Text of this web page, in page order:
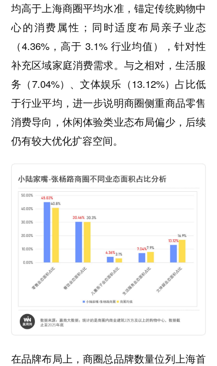
均高于上海商圈平均水准，锚定传统购物中
心的消费属性；同时适度布局亲子业态
（4.36%，高于 3.1% 行业均值），针对性
补充区域家庭消费需求。与之相对，生活服
务（7.04%）、文体娱乐（13.12%）占比低
于行业平均，进一步说明商圈侧重商品零售
消费导向，休闲体验类业态布局偏少，后续
仍有较大优化扩容空间。
在品牌布局上，商圈总品牌数量位列上海首